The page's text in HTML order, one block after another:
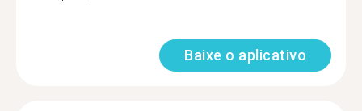
Baixe o aplicativo